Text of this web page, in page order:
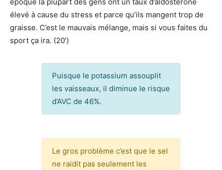
élevé à cause du stress et parce qu’ils mangent trop de
graisse. C’est le mauvais mélange, mais si vous faites du
sport ça ira. (20’)
Puisque le potassium assouplit
les vaisseaux, il diminue le risque
d’AVC de 46%.
Le gros problème c’est que le sel
ne raidit pas seulement les